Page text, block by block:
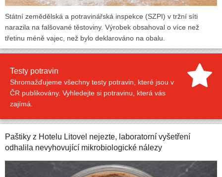
Státní zemědělská a potravinářská inspekce (SZPI) v tržní síti
narazila na falšované těstoviny. Výrobek obsahoval o více než
třetinu méně vajec, než bylo deklarováno na obalu.
Testy potravin
Shromažďujeme všechny testy potravin, které jsou v
ČR publikovány. Vyhledejte si potravinu, která vás
zajímá.
Paštiky z Hotelu Litovel nejezte, laboratorní vyšetření
odhalila nevyhovující mikrobiologické nálezy